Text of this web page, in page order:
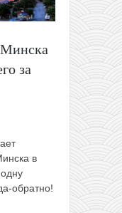
за
в
обратно!